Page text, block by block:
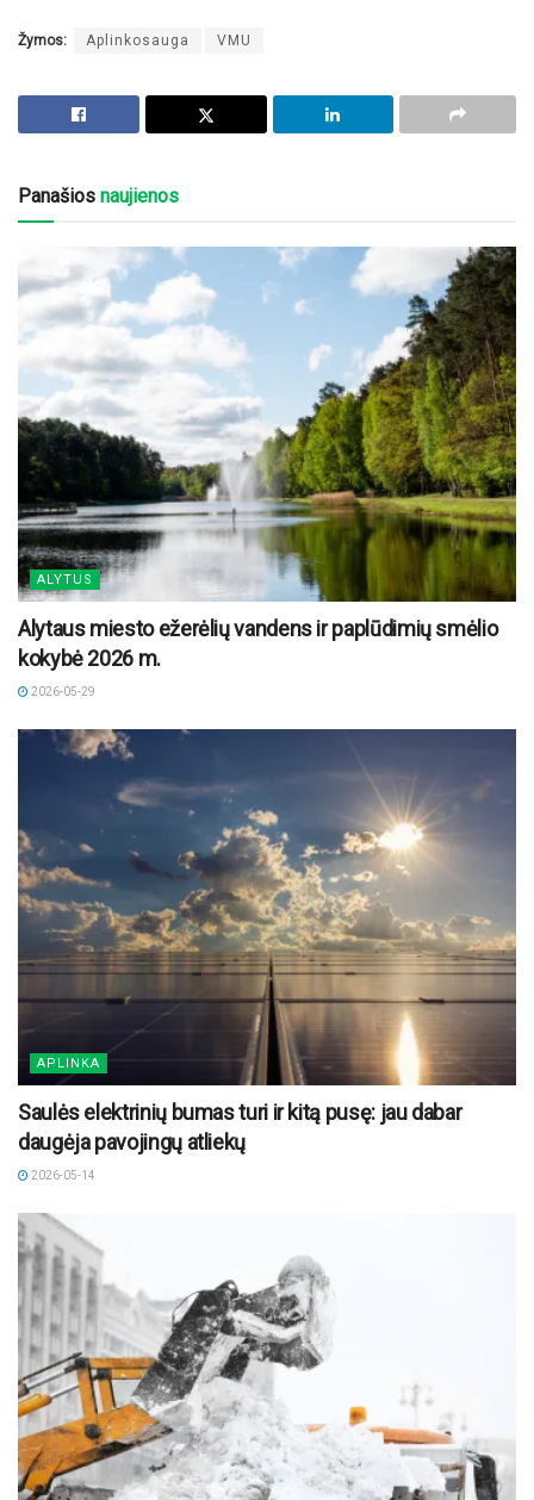
Žymos: Aplinkosauga VMU
Panašios naujienos
ALYTUS
Alytaus miesto ežerėlių vandens ir paplūdimių smėlio
kokybė 2026 m.
2026-05-29
APLINKA
Saulės elektrinių bumas turi ir kitą pusę: jau dabar
daugėja pavojingų atliekų
2026-05-14